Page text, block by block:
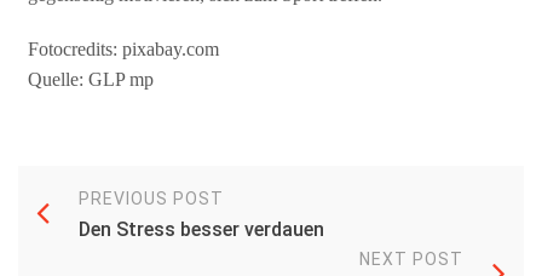
Fotocredits: pixabay.com
Quelle: GLP mp
PREVIOUS POST
Den Stress besser verdauen
NEXT POST